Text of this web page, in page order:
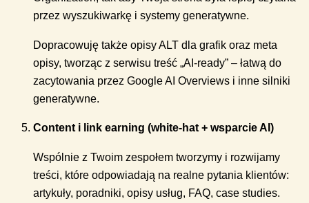
przez wyszukiwarkę i systemy generatywne.
Dopracowuję także opisy ALT dla grafik oraz meta
opisy, tworząc z serwisu treść „AI-ready” – łatwą do
zacytowania przez Google AI Overviews i inne silniki
generatywne.
Content i link earning (white-hat + wsparcie AI)
Wspólnie z Twoim zespołem tworzymy i rozwijamy
treści, które odpowiadają na realne pytania klientów:
artykuły, poradniki, opisy usług, FAQ, case studies.